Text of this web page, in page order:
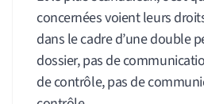
concernées voient leurs
dans le cadre d’une double
dossier, pas de
de contrôle, pas de